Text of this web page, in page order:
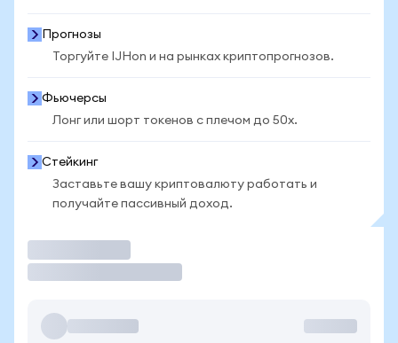
Прогнозы
Торгуйте IJHon и на рынках криптопрогнозов.
Фьючерсы
Лонг или шорт токенов с плечом до 50x.
Стейкинг
Заставьте вашу криптовалюту работать и
получайте пассивный доход.